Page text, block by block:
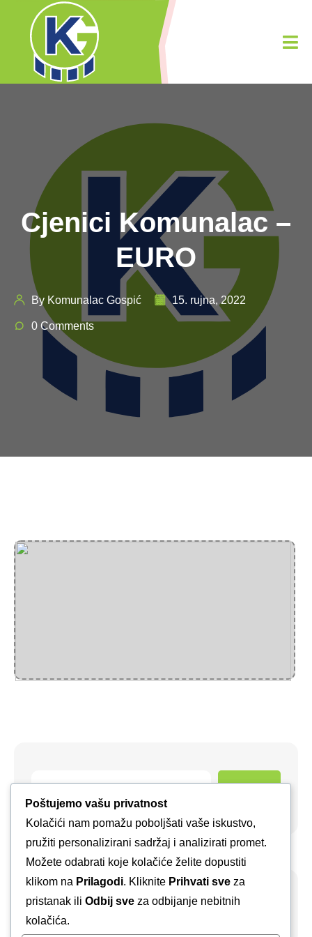
Cjenici Komunalac –
EURO
By Komunalac Gospić 15. rujna, 2022
0 Comments
Pretraga
Arhiva
Poštujemo vašu privatnost
Kolačići nam pomažu poboljšati vaše iskustvo,
pružiti personalizirani sadržaj i analizirati promet.
Možete odabrati koje kolačiće želite dopustiti
klikom na Prilagodi. Kliknite Prihvati sve za
pristanak ili Odbij sve za odbijanje nebitnih
kolačića.